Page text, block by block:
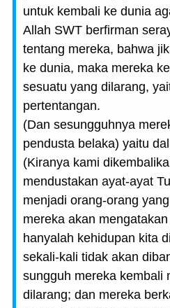
untuk kembali ke dunia
Allah SWT berfirman
tentang mereka, bahwa
ke dunia, maka mereka
sesuatu yang dilarang,
pertentangan.
(Dan sesungguhnya
pendusta belaka) yaitu
(Kiranya kami
mendustakan ayat-ayat
menjadi orang-orang
mereka akan
hanyalah kehidupan kita
sekali-kali tidak akan
sungguh mereka kembali
dilarang; dan mereka